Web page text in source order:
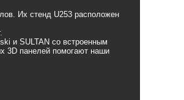
Их стенд U253 расположен
и SULTAN со встроенным
3D панелей помогают наши